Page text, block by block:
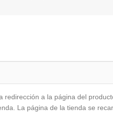
a la página del
La página de la tienda se